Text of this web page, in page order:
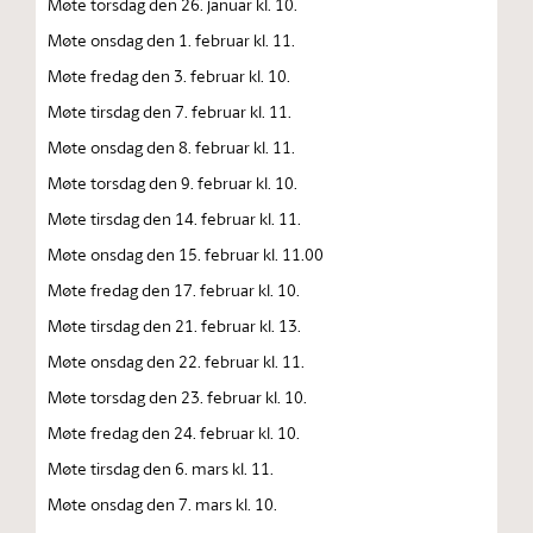
Møte onsdag den 1. februar kl. 11.
Møte fredag den 3. februar kl. 10.
Møte tirsdag den 7. februar kl. 11.
Møte onsdag den 8. februar kl. 11.
Møte torsdag den 9. februar kl. 10.
Møte tirsdag den 14. februar kl. 11.
Møte onsdag den 15. februar kl. 11.00
Møte fredag den 17. februar kl. 10.
Møte tirsdag den 21. februar kl. 13.
Møte onsdag den 22. februar kl. 11.
Møte torsdag den 23. februar kl. 10.
Møte fredag den 24. februar kl. 10.
Møte tirsdag den 6. mars kl. 11.
Møte onsdag den 7. mars kl. 10.